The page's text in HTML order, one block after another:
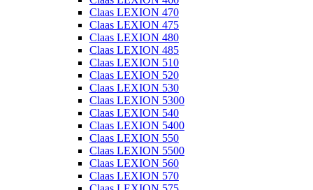
Claas LEXION 470
Claas LEXION 475
Claas LEXION 480
Claas LEXION 485
Claas LEXION 510
Claas LEXION 520
Claas LEXION 530
Claas LEXION 5300
Claas LEXION 540
Claas LEXION 5400
Claas LEXION 550
Claas LEXION 5500
Claas LEXION 560
Claas LEXION 570